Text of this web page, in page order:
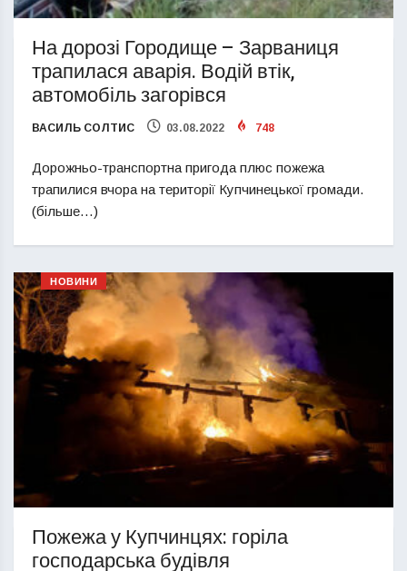
На дорозі Городище – Зарваниця
трапилася аварія. Водій втік,
автомобіль загорівся
ВАСИЛЬ СОЛТИС 03.08.2022 748
Дорожньо-транспортна пригода плюс пожежа
трапилися вчора на території Купчинецької громади.
(більше…)
НОВИНИ
Пожежа у Купчинцях: горіла
господарська будівля